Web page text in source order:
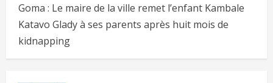
Goma : Le maire de la ville remet l’enfant Kambale
Katavo Glady à ses parents après huit mois de
kidnapping